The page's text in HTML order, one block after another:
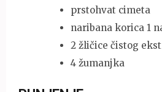
prstohvat cimeta
naribana korica 1
2 žličice čistog
4 žumanjka